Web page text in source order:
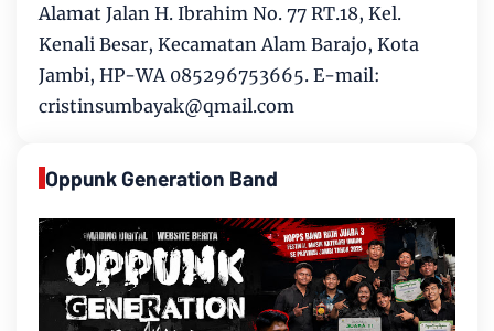
Alamat Jalan H. Ibrahim No. 77 RT.18, Kel.
Kenali Besar, Kecamatan Alam Barajo, Kota
Jambi, HP-WA 085296753665. E-mail:
cristinsumbayak@qmail.com
Oppunk Generation Band